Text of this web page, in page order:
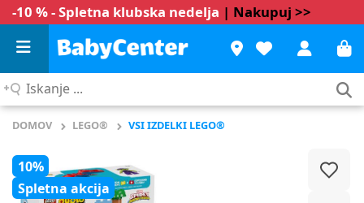
-10 % - Spletna klubska nedelja | Nakupuj >>
Iskanje
DOMOV LEGO® VSI IZDELKI LEGO®
10%
Spletna akcija